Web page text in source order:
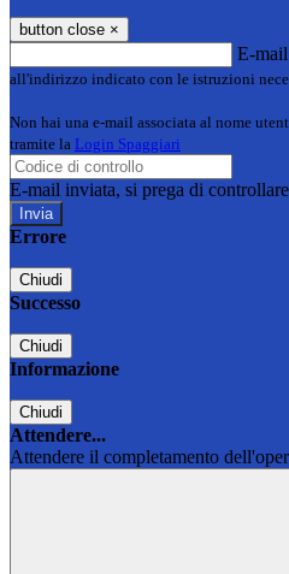
button close ×
E-mail
all'indirizzo indicato con le istruzioni
Non hai una e-mail associata al nome
tramite la Login Spaggiari
E-mail inviata, si prega di
Errore
Chiudi
Successo
Chiudi
Informazione
Chiudi
Attendere...
Attendere il completamento